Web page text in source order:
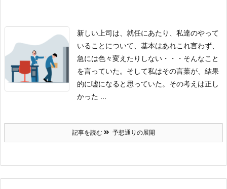
新しい上司は、就任にあたり、私達のやって
いることについて、基本はあれこれ言わず、
急には色々変えたりしない・・・そんなこと
を言っていた。 そして私はその言葉が、結果
的に嘘になると思っていた。 その考えは正し
かった ...
記事を読む 予想通りの展開